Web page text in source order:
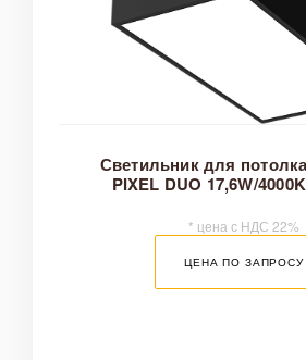
Светильник для
PIXEL DUO 17,6W/
* цена с НДС 22%
ЦЕНА ПО ЗАПРОСУ